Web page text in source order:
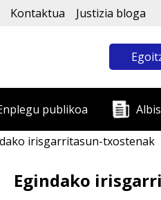
Kontaktua Justizia bloga
publikoa
irisgarritasun-txostenak
Egindako